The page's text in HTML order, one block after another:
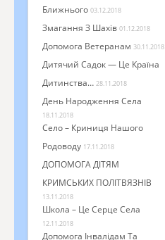
Ближнього 03.12.2018
Змагання З Шахів 01.12.2018
Допомога Ветеранам 30.11.2018
Дитячий Садок — Це Країна
Дитинства… 28.11.2018
День Народження Села
18.11.2018
Село – Криниця Нашого
Родоводу 17.11.2018
ДОПОМОГА ДІТЯМ
КРИМСЬКИХ ПОЛІТВЯЗНІВ
13.11.2018
Школа – Це Серце Села
12.11.2018
Допомога Інвалідам Та